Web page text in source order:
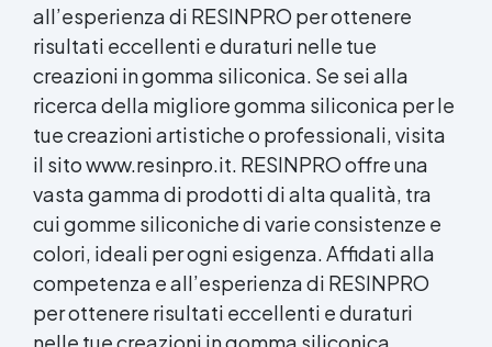
all’esperienza di RESINPRO per ottenere
risultati eccellenti e duraturi nelle tue
creazioni in gomma siliconica. Se sei alla
ricerca della migliore gomma siliconica per le
tuecreazioni artisticheo professionali, visita
il sito www.resinpro.it. RESINPRO offre una
vasta gamma di prodotti di alta qualità, tra
cui gomme siliconiche di varie consistenze e
colori, ideali per ogni esigenza. Affidati alla
competenza e all’esperienza di RESINPRO
per ottenere risultati eccellenti e duraturi
nelle tue creazioni in gomma siliconica.